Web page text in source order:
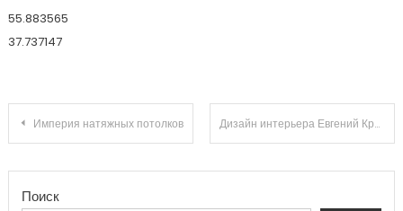
55.883565
37.737147
Навигация по записям
Империя натяжных потолков Дизайн интерьера Евгений Крайнов
Поиск